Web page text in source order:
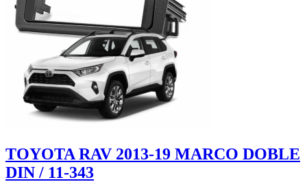
TOYOTA RAV 2013-19 MARCO DOBLE
DIN / 11-343